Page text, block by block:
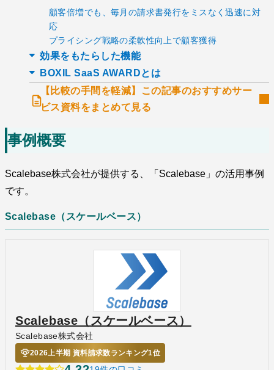
顧客倍増でも、毎月の請求書発行をミスなく迅速に対
応
プライシング戦略の柔軟性向上で顧客獲得
効果をもたらした機能
BOXIL SaaS AWARDとは
【比較の手間を軽減】この記事のおすすめサー
ビス資料をまとめて見る
事例概要
Scalebase株式会社が提供する、「Scalebase」の活用事例
です。
Scalebase（スケールベース）
Scalebase（スケールベース）
Scalebase株式会社
2026上半期 資料請求数ランキング1位